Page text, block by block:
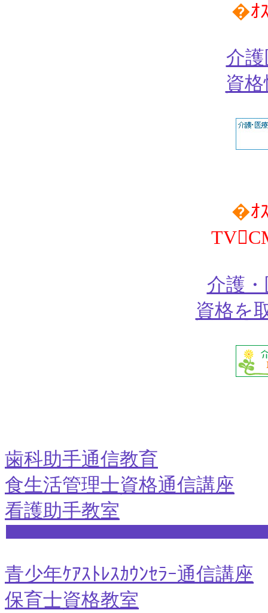
�ｵ
介
資
�ｵ
介護
資格を
歯科助手通信教育
食生活管理士資格通信講座
看護助手教室
青少年ｹｱｽﾄﾚｽｶｳﾝｾﾗｰ通信講座
保育士資格教室